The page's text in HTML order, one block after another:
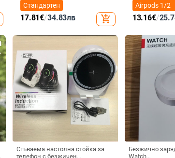
Стандартен
17.81€/34.83лв add_shopping_cart
Airpods 1/2
поколение
13.16€/
Сгъваема настолна стойка за
телефон с безжичен
Безжично
Watch